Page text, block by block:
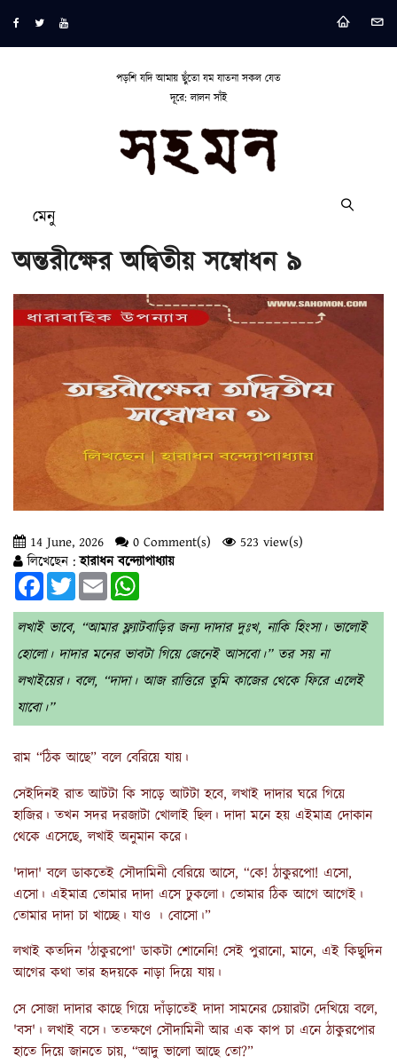
পড়শি যদি আমায় ছুঁতো যম যাতনা সকল যেত
দূরে: লালন সাঁই
মেনু
অন্তরীক্ষের অদ্বিতীয় সম্বোধন ৯
14 June, 2026 0 Comment(s)
523 view(s)
লিখেছেন :হারাধন বন্দ্যোপাধ্যায়
FacebookTwitterEmail
লখাই ভাবে, “আমার ফ্ল্যাটবাড়ির জন্য দাদার দুঃখ, নাকি হিংসা। ভালোই
হোলো। দাদার মনের ভাবটা গিয়ে জেনেই আসবো।” তর সয় না
লখাইয়ের। বলে, “দাদা। আজ রাত্তিরে তুমি কাজের থেকে ফিরে এলেই
যাবো।”
রাম “ঠিক আছে” বলে বেরিয়ে যায়।
সেইদিনই রাত আটটা কি সাড়ে আটটা হবে, লখাই দাদার ঘরে গিয়ে
হাজির। তখন সদর দরজাটা খোলাই ছিল। দাদা মনে হয় এইমাত্র দোকান
থেকে এসেছে, লখাই অনুমান করে।
'দাদা' বলে ডাকতেই সৌদামিনী বেরিয়ে আসে, “কে! ঠাকুরপো! এসো,
এসো। এইমাত্র তোমার দাদা এসে ঢুকলো। তোমার ঠিক আগে আগেই।
তোমার দাদা চা খাচ্ছে। যাও । বোসো।”
লখাই কতদিন 'ঠাকুরপো' ডাকটা শোনেনি! সেই পুরানো, মানে, এই কিছুদিন
আগের কথা তার হৃদয়কে নাড়া দিয়ে যায়।
সে সোজা দাদার কাছে গিয়ে দাঁড়াতেই দাদা সামনের চেয়ারটা দেখিয়ে বলে,
'বস'। লখাই বসে। ততক্ষণে সৌদামিনী আর এক কাপ চা এনে ঠাকুরপোর
হাতে দিয়ে জানতে চায়, “আদু ভালো আছে তো?”